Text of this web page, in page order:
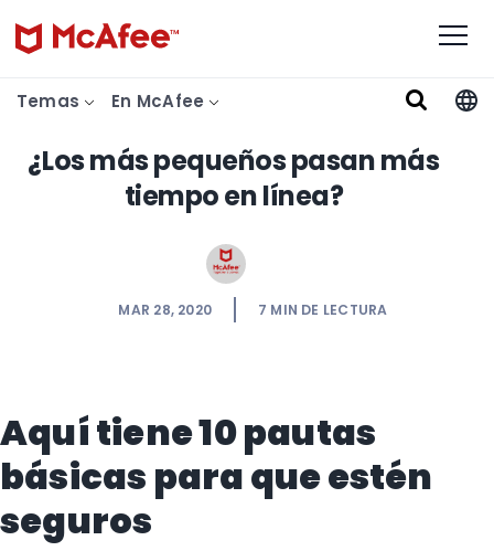
Temas En McAfee
¿Los más pequeños pasan más
tiempo en línea?
MAR 28, 2020 7 MIN DE LECTURA
Aquí tiene 10 pautas
básicas para que estén
seguros